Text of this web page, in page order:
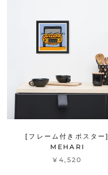
[フレーム付きポスター]
MEHARI
¥4,520